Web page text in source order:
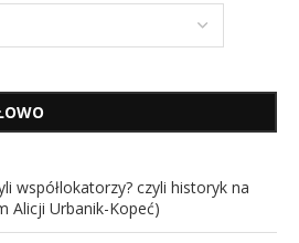
współlokatorzy? czyli historyk na
Alicji Urbanik-Kopeć)